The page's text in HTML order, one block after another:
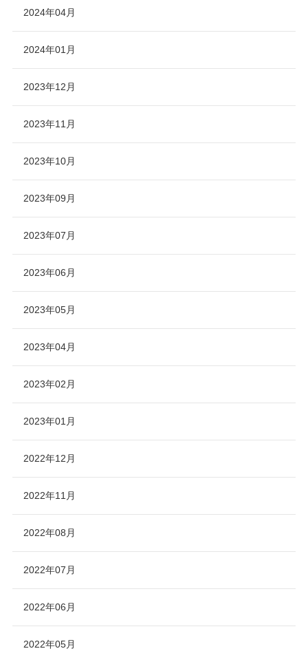
2024年04月
2024年01月
2023年12月
2023年11月
2023年10月
2023年09月
2023年07月
2023年06月
2023年05月
2023年04月
2023年02月
2023年01月
2022年12月
2022年11月
2022年08月
2022年07月
2022年06月
2022年05月